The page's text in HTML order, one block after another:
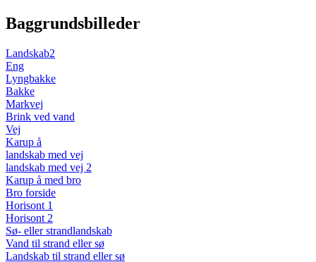
Baggrundsbilleder
Landskab2
Eng
Lyngbakke
Bakke
Markvej
Brink ved vand
Vej
Karup å
landskab med vej
landskab med vej 2
Karup å med bro
Bro forside
Horisont 1
Horisont 2
Sø- eller strandlandskab
Vand til strand eller sø
Landskab til strand eller sø